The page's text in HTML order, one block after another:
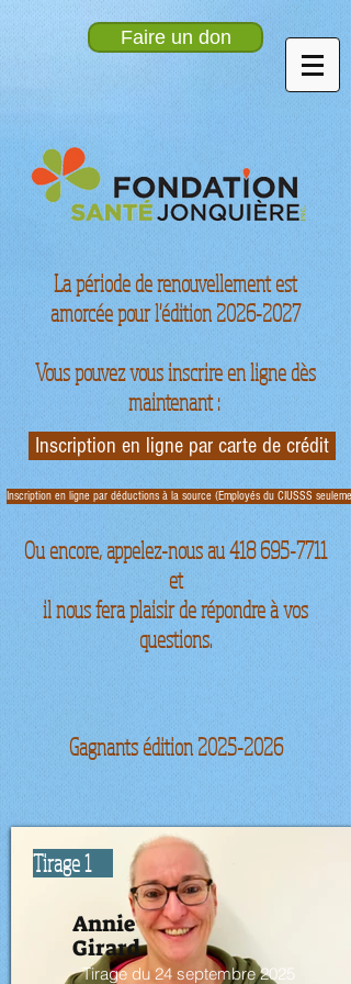
Faire un don
La période de renouvellement est
amorcée pour l'édition2026-2027
Vous pouvez vous inscrire en ligne dès
maintenant :
Ou encore, appelez-nous au 418 695-7711
et
il nous fera plaisir de répondre à vos
questions.
Inscription en ligne par déductions à la source (Employés du CIUSSS
Inscription en ligne par carte de crédit
Gagnants édition2025-2026
Tirage 1
Annie
Girard
Tirage du 24 septembre 2025